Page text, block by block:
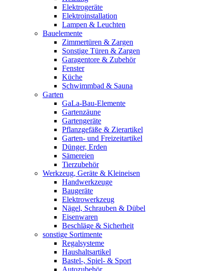
Elektrogeräte
Elektroinstallation
Lampen & Leuchten
Bauelemente
Zimmertüren & Zargen
Sonstige Türen & Zargen
Garagentore & Zubehör
Fenster
Küche
Schwimmbad & Sauna
Garten
GaLa-Bau-Elemente
Gartenzäune
Gartengeräte
Pflanzgefäße & Zierartikel
Garten- und Freizeitartikel
Dünger, Erden
Sämereien
Tierzubehör
Werkzeug, Geräte & Kleineisen
Handwerkzeuge
Baugeräte
Elektrowerkzeug
Nägel, Schrauben & Dübel
Eisenwaren
Beschläge & Sicherheit
sonstige Sortimente
Regalsysteme
Haushaltsartikel
Bastel-, Spiel- & Sport
Autozubehör